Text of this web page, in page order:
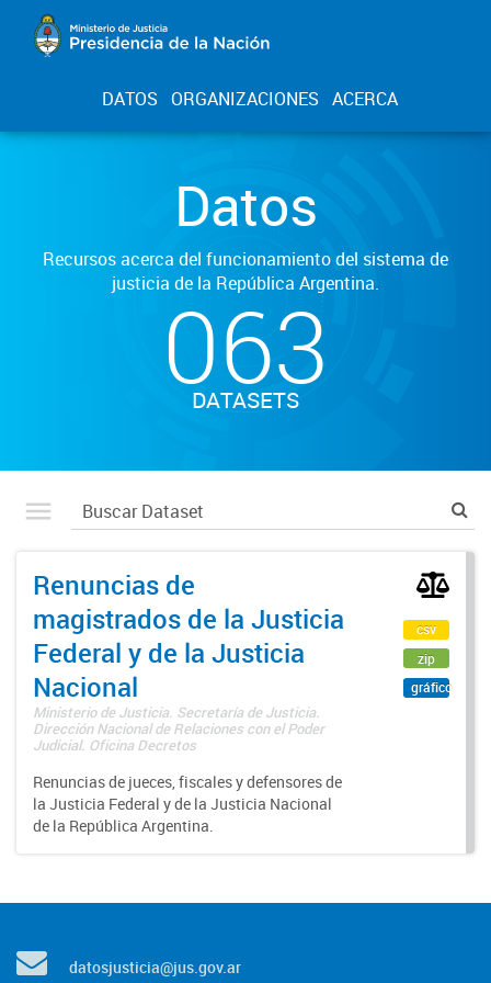
DATOS ORGANIZACIONES ACERCA
Datos
Recursos acerca del funcionamiento del sistema de
justicia de la República Argentina.
063
DATASETS
Renuncias de
magistrados de la Justicia
Federal y de la Justicia
Nacional
Ministerio de Justicia. Secretaría de Justicia.
Dirección Nacional de Relaciones con el Poder
Judicial. Oficina Decretos
Renuncias de jueces, fiscales y defensores de
la Justicia Federal y de la Justicia Nacional
de la República Argentina.
csv
zip
gráfico
datosjusticia@jus.gov.ar